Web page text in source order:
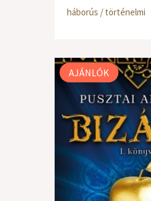
háborús / történelmi
AJÁNLÓK